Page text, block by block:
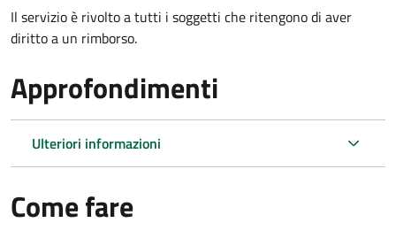
Il servizio è rivolto a tutti i soggetti che ritengono di aver
diritto a un rimborso.
Approfondimenti
Ulteriori informazioni
Come fare